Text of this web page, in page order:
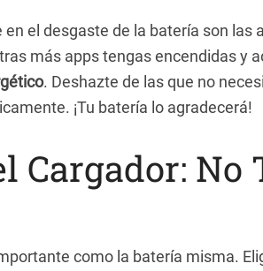
en el desgaste de la batería son las
más apps tengas encendidas y
. Deshazte de las que no
¡Tu batería lo agradecerá!
Cargador: No
como la batería misma.